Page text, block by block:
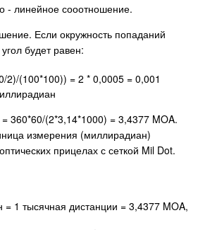
- линейное сооотношение.
Если окружность попаданий
будет равен:
2)/(100*100)) = 2 * 0,0005 = 0,001
360*60/(2*3,14*1000) = 3,4377 MOA.
измерения (миллирадиан)
прицелах с сеткой Mil Dot.
1 тысячная дистанции = 3,4377 MOA,